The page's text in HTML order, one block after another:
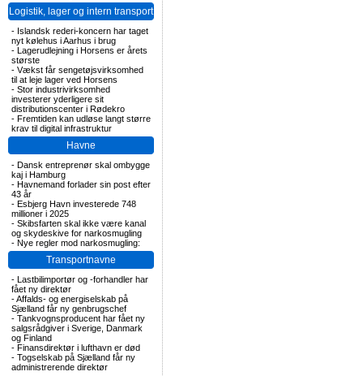
Logistik, lager og intern transport
- Islandsk rederi-koncern har taget
nyt kølehus i Aarhus i brug
- Lagerudlejning i Horsens er årets
største
- Vækst får sengetøjsvirksomhed
til at leje lager ved Horsens
- Stor industrivirksomhed
investerer yderligere sit
distributionscenter i Rødekro
- Fremtiden kan udløse langt større
krav til digital infrastruktur
Havne
- Dansk entreprenør skal ombygge
kaj i Hamburg
- Havnemand forlader sin post efter
43 år
- Esbjerg Havn investerede 748
millioner i 2025
- Skibsfarten skal ikke være kanal
og skydeskive for narkosmugling
- Nye regler mod narkosmugling:
Transportnavne
- Lastbilimportør og -forhandler har
fået ny direktør
-Affalds- og energiselskab på
Sjælland får ny genbrugschef
- Tankvognsproducent har fået ny
salgsrådgiver i Sverige, Danmark
og Finland
- Finansdirektør i lufthavn er død
- Togselskab på Sjælland får ny
administrerende direktør